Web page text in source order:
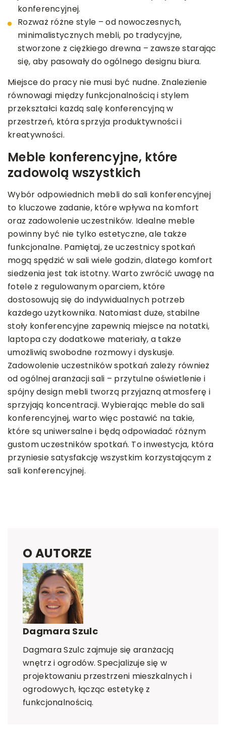
konferencyjnej.
Rozważ różne style – od nowoczesnych,
minimalistycznych mebli, po tradycyjne,
stworzone z ciężkiego drewna – zawsze starając
się, aby pasowały do ogólnego designu biura.
Miejsce do pracy nie musi być nudne. Znalezienie
równowagi między funkcjonalnością i stylem
przekształci każdą salę konferencyjną w
przestrzeń, która sprzyja produktywności i
kreatywności.
Meble konferencyjne, które
zadowolą wszystkich
Wybór odpowiednich mebli do sali konferencyjnej
to kluczowe zadanie, które wpływa na komfort
oraz zadowolenie uczestników. Idealne meble
powinny być nie tylko estetyczne, ale także
funkcjonalne. Pamiętaj, że uczestnicy spotkań
mogą spędzić w sali wiele godzin, dlatego komfort
siedzenia jest tak istotny. Warto zwrócić uwagę na
fotele z regulowanym oparciem, które
dostosowują się do indywidualnych potrzeb
każdego użytkownika. Natomiast duże, stabilne
stoły konferencyjne zapewnią miejsce na notatki,
laptopa czy dodatkowe materiały, a także
umożliwią swobodne rozmowy i dyskusje.
Zadowolenie uczestników spotkań zależy również
od ogólnej aranżacji sali – przytulne oświetlenie i
spójny design mebli tworzą przyjazną atmosferę i
sprzyjają koncentracji. Wybierając meble do sali
konferencyjnej, warto więc postawić na takie,
które są uniwersalne i będą odpowiadać różnym
gustom uczestników spotkań. To inwestycja, która
przyniesie satysfakcję wszystkim korzystającym z
sali konferencyjnej.
O AUTORZE
Dagmara Szulc
Dagmara Szulc zajmuje się aranżacją
wnętrz i ogrodów. Specjalizuje się w
projektowaniu przestrzeni mieszkalnych i
ogrodowych, łącząc estetykę z
funkcjonalnością.